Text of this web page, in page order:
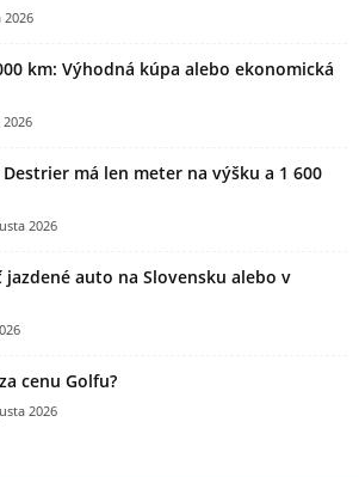
2026
km: Výhodná kúpa alebo ekonomická
má len meter na výšku a 1 600
2026
auto na Slovensku alebo v
cenu Golfu?
2026